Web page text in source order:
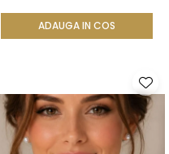
ADAUGA IN COS